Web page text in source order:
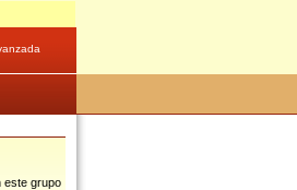
este grupo